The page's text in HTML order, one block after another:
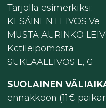
Tarjolla esimerkiksi:
KESÄINEN LEIVOS Ve
MUSTA AURINKO
Kotileipomosta
SUKLAALEIVOS L, G
SUOLAINEN
ennakkoon (11€